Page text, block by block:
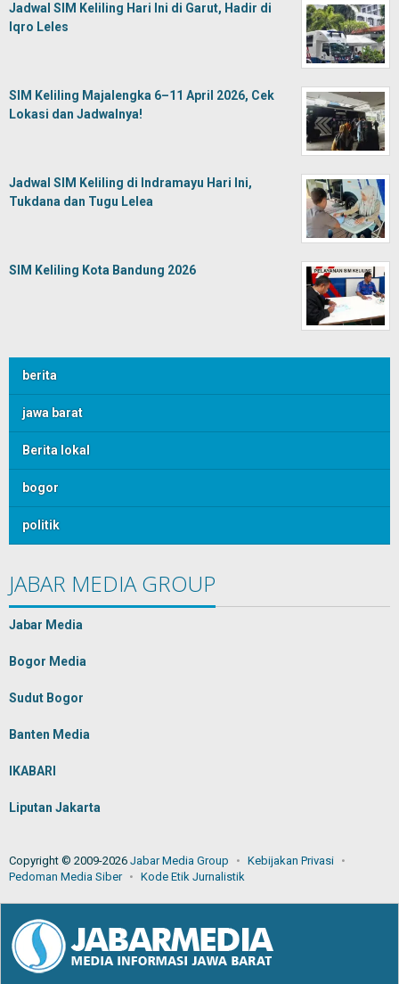
Jadwal SIM Keliling Hari Ini di Garut, Hadir di
Iqro Leles
SIM Keliling Majalengka 6–11 April 2026, Cek
Lokasi dan Jadwalnya!
Jadwal SIM Keliling di Indramayu Hari Ini,
Tukdana dan Tugu Lelea
SIM Keliling Kota Bandung 2026
berita
jawa barat
Berita lokal
bogor
politik
JABAR MEDIA GROUP
Jabar Media
Bogor Media
Sudut Bogor
Banten Media
IKABARI
Liputan Jakarta
Copyright © 2009-2026 Jabar Media Group
Kebijakan Privasi
Pedoman Media Siber
Kode Etik Jurnalistik